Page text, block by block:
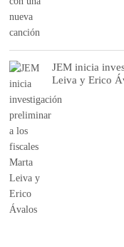
JEM inicia
Leiva y Erico